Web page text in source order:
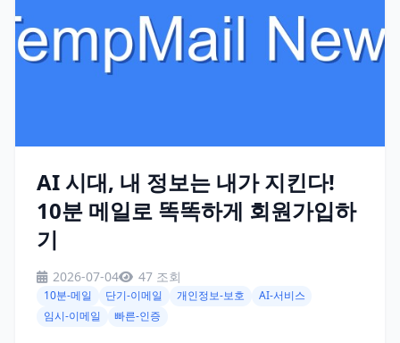
AI 시대, 내 정보는 내가 지킨다!
10분 메일로 똑똑하게 회원가입하
기
2026-07-04 47 조회
10분-메일 단기-이메일 개인정보-보호
AI-서비스
임시-이메일
빠른-인증